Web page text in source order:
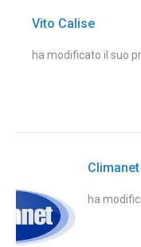
Vito Calise
ha modificato il suo
Climanet
ha